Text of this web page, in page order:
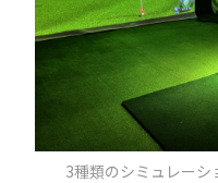
3種類のシミュレーシ